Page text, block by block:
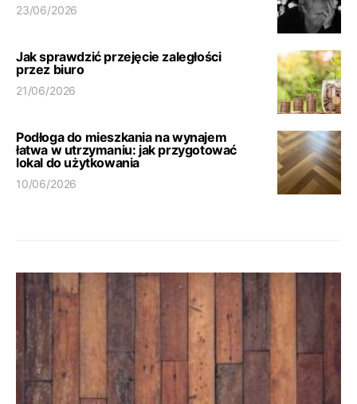
23/06/2026
Jak sprawdzić przejęcie zaległości
przez biuro
21/06/2026
Podłoga do mieszkania na wynajem
łatwa w utrzymaniu: jak przygotować
lokal do użytkowania
10/06/2026